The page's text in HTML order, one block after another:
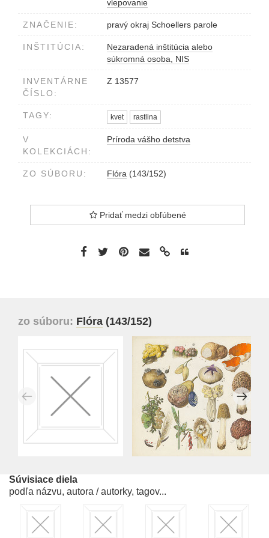
vlepovanie
ZNAČENIE: pravý okraj Schoellers parole
INŠTITÚCIA:
Nezaradená inštitúcia alebo
súkromná osoba, NIS
INVENTÁRNE
ČÍSLO:
Z 13577
TAGY: kvet rastlina
V
KOLEKCIÁCH:
Príroda vášho detstva
ZO SÚBORU: Flóra (143/152)
Pridať medzi obľúbené
zo súboru: Flóra (143/152)
Súvisiace diela
podľa názvu, autora / autorky, tagov...